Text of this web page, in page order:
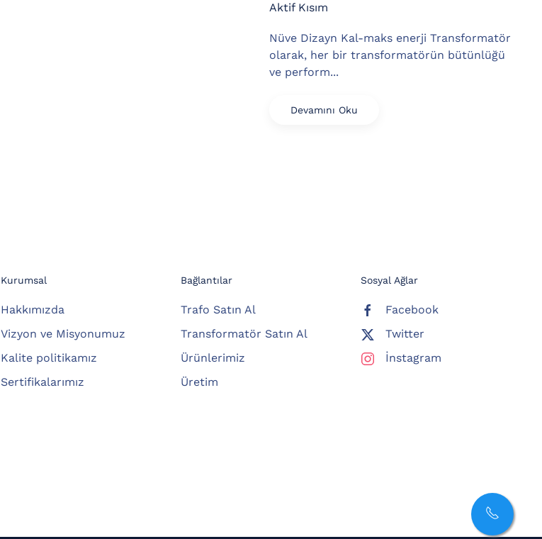
Aktif Kısım
Nüve Dizayn Kal-maks enerji Transformatör
olarak, her bir transformatörün bütünlüğü
ve perform...
Devamını Oku
Kurumsal
Hakkımızda
Vizyon ve Misyonumuz
Kalite politikamız
Sertifikalarımız
Bağlantılar
Trafo Satın Al
Transformatör Satın Al
Ürünlerimiz
Üretim
Sosyal Ağlar
Facebook
Twitter
İnstagram